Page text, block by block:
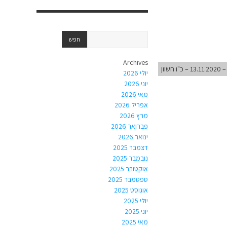
Archives
יולי 2026
יוני 2026
מאי 2026
אפריל 2026
מרץ 2026
פברואר 2026
ינואר 2026
דצמבר 2025
נובמבר 2025
אוקטובר 2025
ספטמבר 2025
אוגוסט 2025
יולי 2025
יוני 2025
מאי 2025